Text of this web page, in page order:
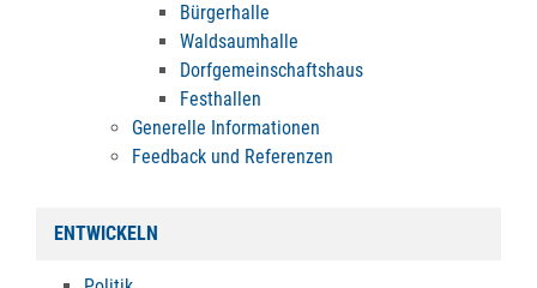
Bürgerhalle
Waldsaumhalle
Dorfgemeinschaftshaus
Festhallen
Generelle Informationen
Feedback und Referenzen
ENTWICKELN